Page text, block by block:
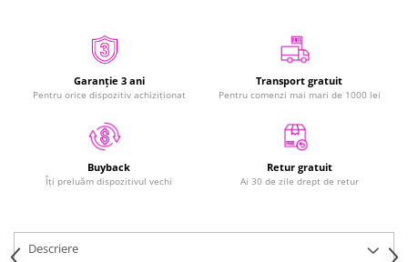
iPad Air 13 M3 (2025)
iPad Pro 11 Gen. 4 (2022)
Mac
MacBook Pro
Componente
Garanție 3 ani
Pentru orice dispozitiv achiziționat
Transport gratuit
Pentru comenzi mai mari de 1000 lei
Buyback
Îți preluăm dispozitivul vechi
Retur gratuit
Ai 30 de zile drept de retur
Descriere